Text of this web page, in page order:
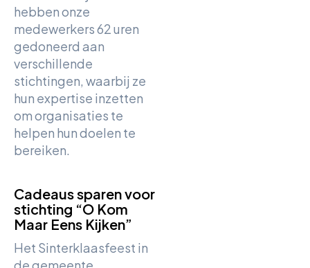
hebben onze
medewerkers 62 uren
gedoneerd aan
verschillende
stichtingen, waarbij ze
hun expertise inzetten
om organisaties te
helpen hun doelen te
bereiken.
Cadeaus sparen voor
stichting “O Kom
Maar Eens Kijken”
Het Sinterklaasfeest in